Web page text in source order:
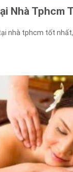
Nhà Tphcm
nhà tphcm tốt nhất,